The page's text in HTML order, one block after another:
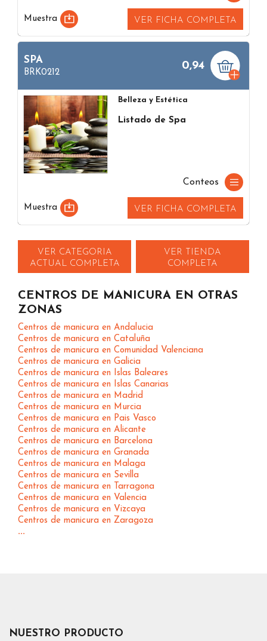
Muestra VER FICHA COMPLETA
SPA
BRK0212
0,94
Belleza y Estética
Listado de Spa
Conteos
Muestra VER FICHA COMPLETA
VER CATEGORIA
ACTUAL COMPLETA
VER TIENDA
COMPLETA
CENTROS DE MANICURA EN OTRAS
ZONAS
Centros de manicura en Andalucia
Centros de manicura en Cataluña
Centros de manicura en Comunidad Valenciana
Centros de manicura en Galicia
Centros de manicura en Islas Baleares
Centros de manicura en Islas Canarias
Centros de manicura en Madrid
Centros de manicura en Murcia
Centros de manicura en Pais Vasco
Centros de manicura en Alicante
Centros de manicura en Barcelona
Centros de manicura en Granada
Centros de manicura en Malaga
Centros de manicura en Sevilla
Centros de manicura en Tarragona
Centros de manicura en Valencia
Centros de manicura en Vizcaya
Centros de manicura en Zaragoza
...
NUESTRO PRODUCTO